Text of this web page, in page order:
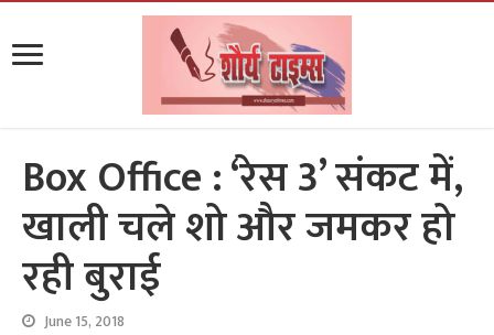
Box Office : ‘रेस 3’ संकट में,
खाली चले शो और जमकर हो
रही बुराई
June 15, 2018